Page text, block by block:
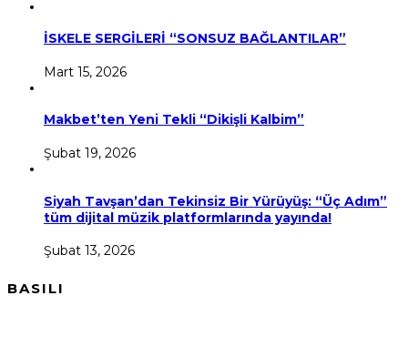
İSKELE SERGİLERİ “SONSUZ BAĞLANTILAR”
Mart 15, 2026
Makbet’ten Yeni Tekli “Dikişli Kalbim”
Şubat 19, 2026
Siyah Tavşan’dan Tekinsiz Bir Yürüyüş: “Üç Adım”
tüm dijital müzik platformlarında yayında!
Şubat 13, 2026
BASILI